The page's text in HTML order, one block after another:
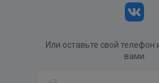
Или оставьте свой
вами